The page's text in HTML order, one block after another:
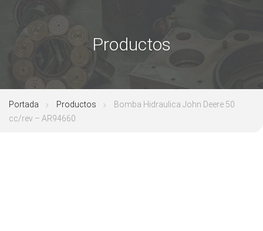
Productos
Portada Productos
Bomba Hidraulica John Deere 50
cc/rev – AR94660